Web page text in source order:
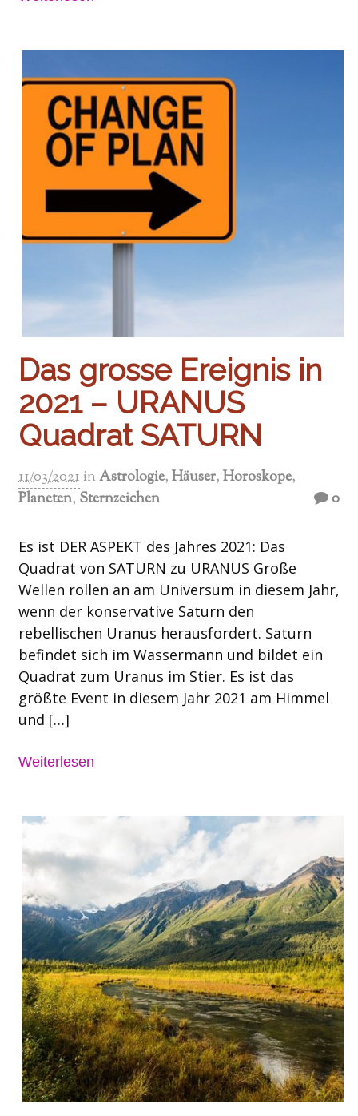
Das grosse Ereignis in
2021 – URANUS
Quadrat SATURN
11/03/2021 inAstrologie,Häuser,Horoskope,
Planeten, Sternzeichen 0
Es ist DER ASPEKT des Jahres 2021: Das
Quadrat von SATURN zu URANUS Große
Wellen rollen an am Universum in diesem Jahr,
wenn der konservative Saturn den
rebellischen Uranus herausfordert. Saturn
befindet sich im Wassermann und bildet ein
Quadrat zum Uranus im Stier. Es ist das
größte Event in diesem Jahr 2021 am Himmel
und […]
Weiterlesen